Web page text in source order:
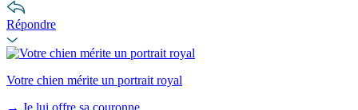
Répondre
Votre chien mérite un portrait royal
→ Je lui offre sa couronne